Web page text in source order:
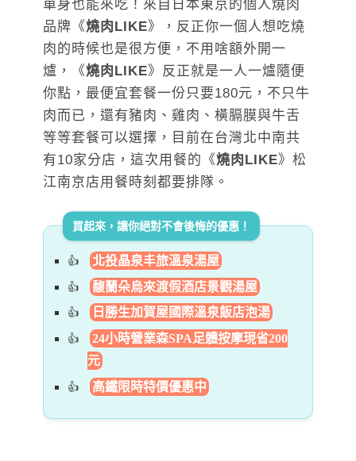
單身也能來吃！來自日本東京的個人燒肉
品牌《燒肉LIKE》，反正你一個人想吃燒
肉的時候也是很方便，不用啥額外開一
爐，《燒肉LIKE》反正就是一人一爐隨便
你點，最便宜套餐一份只要180元，不只牛
肉而已，還有豬肉、雞肉、橫膈膜與牛舌
等等套餐可以選擇，目前在台灣北中南共
有10家分店，這次用餐的《燒肉LIKE》松
江南京店用餐時刻都要排隊。
買起來，讓你絕對不會後悔的優惠！
北投晶泉丰旅溫泉湯屋
馥蘭朵烏來渡假酒店景觀湯屋
日勝生加賀屋國際溫泉飯店泡湯
24小時營業森SPA足體按摩現省200
元
高鐵限時特價優惠中